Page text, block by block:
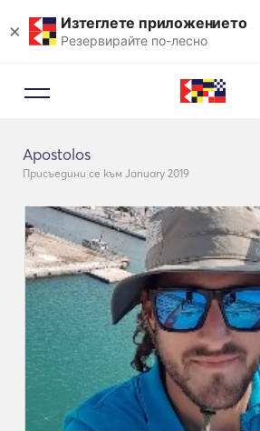
× Изтеглете приложението
Резервирайте по-лесно
Apostolos
Присъедини се към January 2019